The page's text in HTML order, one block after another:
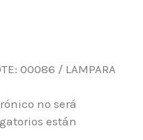
00086 / LAMPARA
no será
están